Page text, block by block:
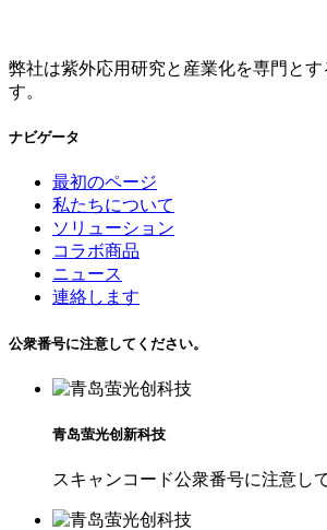
弊社は紫外応用研究と産業化を専門と
す。
ナビゲータ
最初のページ
私たちについて
ソリューション
コラボ商品
ニュース
連絡します
公衆番号に注意してください。
青岛萤光创新科技
スキャンコード公衆番号に注意し